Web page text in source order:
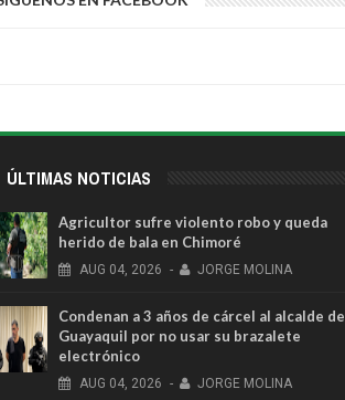
ÚLTIMAS NOTICIAS
Agricultor sufre violento robo y queda
herido de bala en Chimoré
AUG 04, 2026 - JORGE MOLINA
Condenan a 3 años de cárcel al alcalde de
Guayaquil por no usar su brazalete
electrónico
AUG 04, 2026 - JORGE MOLINA